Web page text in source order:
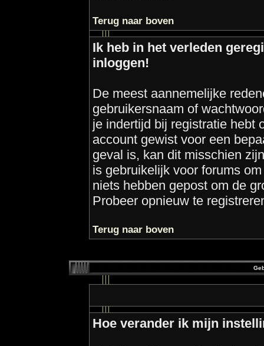
Terug naar boven
Ik heb in het verleden
inloggen!
De meest aannemelijke
gebruikersnaam of
je indertijd bij registratie hebt
account gewist voor een
geval is, kan dit misschien
is gebruikelijk voor forums
niets hebben gepost om de
Probeer opnieuw te
Terug naar boven
Hoe verander ik mijn